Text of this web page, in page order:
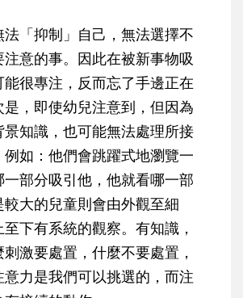
「抑制」自己，無法選擇不
意的事。因此在被新事物吸
很專注，反而忘了手邊正在
，即使幼兒注意到，但因為
知識，也可能無法處理所接
如：他們會跳躍式地瀏覽一
部分吸引他，他就看哪一部
大的兒童則會由外觀至細
下有系統的觀察。有知識，
激要處置，什麼不要處置，
力是我們可以挑選的，而注